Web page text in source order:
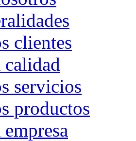
clientes
calidad
servicios
productos